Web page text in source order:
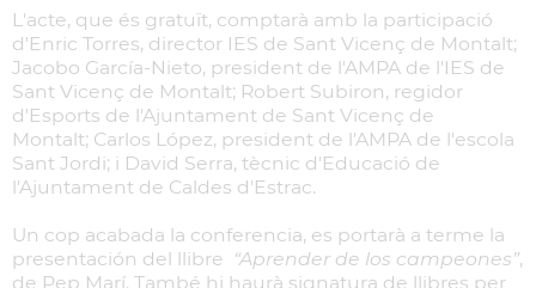
L'acte, que és gratuït, comptarà amb la participació
d'Enric Torres, director IES de Sant Vicenç de Montalt;
Jacobo García-Nieto, president de l'AMPA de l'IES de
Sant Vicenç de Montalt; Robert Subiron, regidor
d'Esports de l'Ajuntament de Sant Vicenç de
Montalt; Carlos López, president de l'AMPA de l'escola
Sant Jordi; i David Serra, tècnic d'Educació de
l'Ajuntament de Caldes d'Estrac.
Un cop acabada la conferencia, es portarà a terme la
presentación del llibre “Aprender de los campeones”,
de Pep Marí. També hi haurà signatura de llibres per